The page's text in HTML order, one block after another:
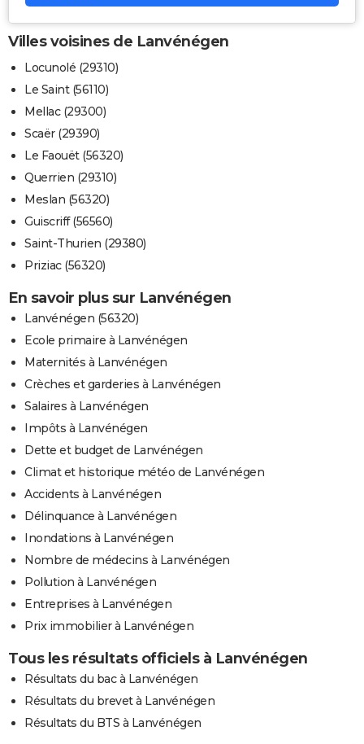
Villes voisines de Lanvénégen
Locunolé (29310)
Le Saint (56110)
Mellac (29300)
Scaër (29390)
Le Faouët (56320)
Querrien (29310)
Meslan (56320)
Guiscriff (56560)
Saint-Thurien (29380)
Priziac (56320)
En savoir plus sur Lanvénégen
Lanvénégen (56320)
Ecole primaire à Lanvénégen
Maternités à Lanvénégen
Crèches et garderies à Lanvénégen
Salaires à Lanvénégen
Impôts à Lanvénégen
Dette et budget de Lanvénégen
Climat et historique météo de Lanvénégen
Accidents à Lanvénégen
Délinquance à Lanvénégen
Inondations à Lanvénégen
Nombre de médecins à Lanvénégen
Pollution à Lanvénégen
Entreprises à Lanvénégen
Prix immobilier à Lanvénégen
Tous les résultats officiels à Lanvénégen
Résultats du bac à Lanvénégen
Résultats du brevet à Lanvénégen
Résultats du BTS à Lanvénégen